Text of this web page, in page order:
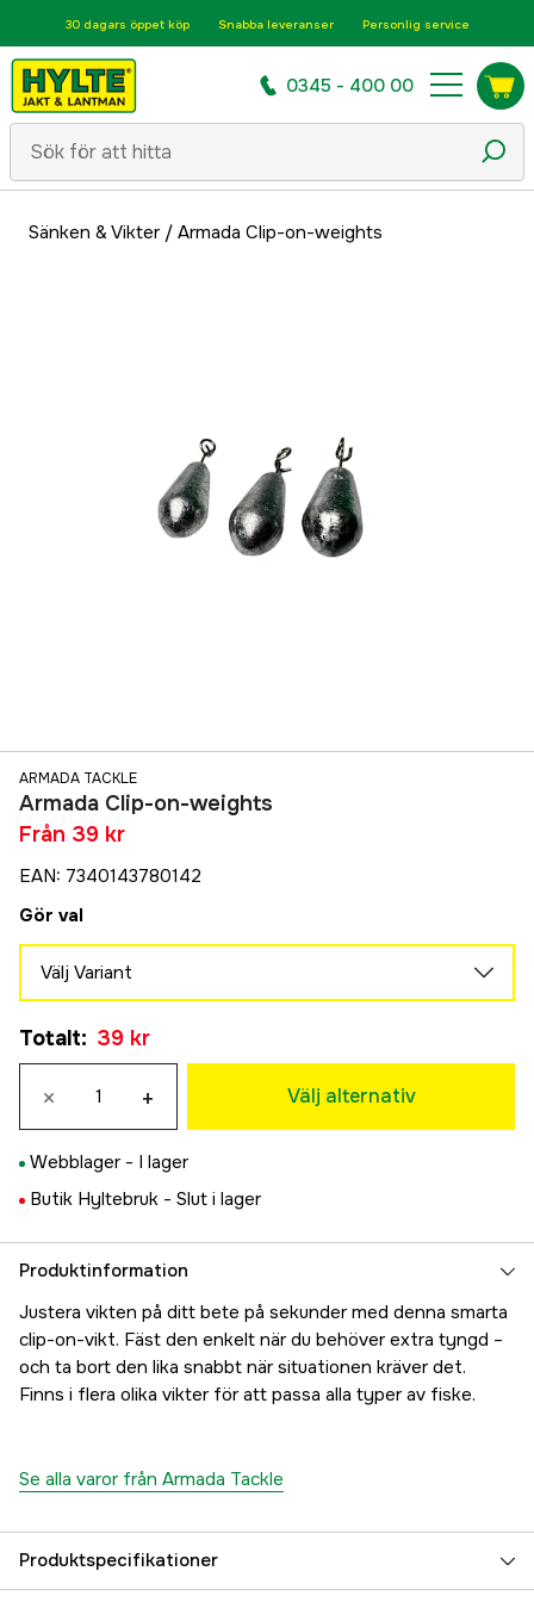
30 dagars öppet köp Snabba leveranser Personlig service
0345 - 400 00
Sänken & Vikter/ Armada Clip-on-weights
ARMADA TACKLE
Armada Clip-on-weights
Från 39 kr
EAN: 7340143780142
Gör val
Välj Variant
39 kr
7 gram 3-pack
39 kr
39 kr
14 gram 3-pack
39 kr
39 kr
49 kr
Mix: 7-10-14-21 gram 4-pack
39 kr
Totalt: 39 kr
× + Välj alternativ
Webblager - I lager
Butik Hyltebruk - Slut i lager
Produktinformation
Justera vikten på ditt bete på sekunder med denna smarta
clip-on-vikt. Fäst den enkelt när du behöver extra tyngd –
och ta bort den lika snabbt när situationen kräver det.
Finns i flera olika vikter för att passa alla typer av fiske.
Se alla varor från Armada Tackle
Produktspecifikationer